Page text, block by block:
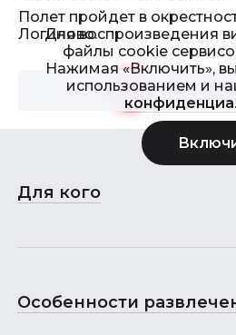
Полет пройдет в
Логиново.
Для воспроизведения
файлы cookie
Нажимая «Включить»,
использованием и
Для кого
Особенности